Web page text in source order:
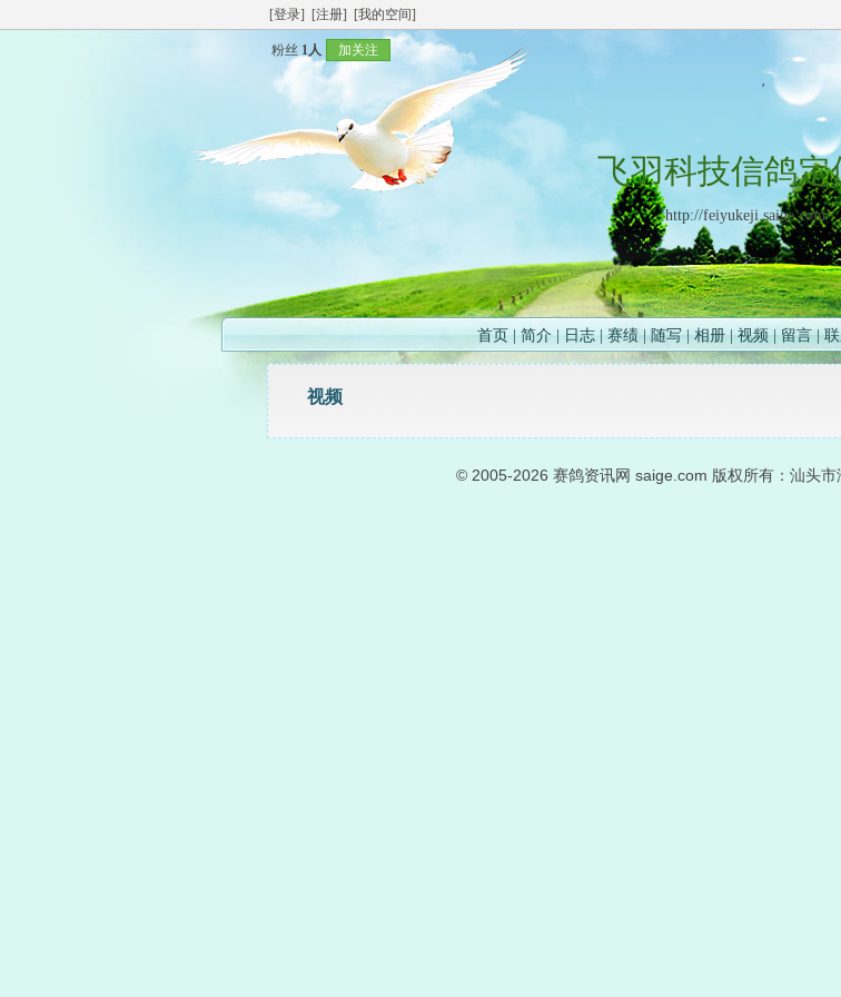
[登录] [注册] [我的空间]
粉丝 1人 加关注
飞羽科技信鸽定
http://feiyukeji.saige.com/
首页 简介| 日志| 赛绩|随写|相册|视频|留言|
视频
© 2005-2026 赛鸽资讯网 saige.com 版权所有：汕头